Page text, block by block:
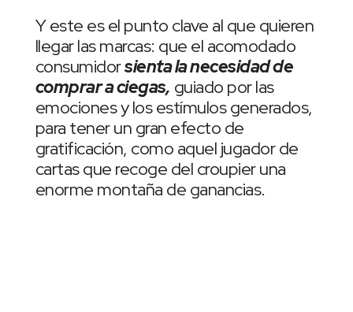
Y este es el punto clave al que quieren
llegar las marcas: que el acomodado
consumidorsienta la necesidad de
comprar a ciegas, guiado por las
emociones y los estímulos generados,
para tener un gran efecto de
gratificación, como aquel jugador de
cartas que recoge del croupier una
enorme montaña de ganancias.